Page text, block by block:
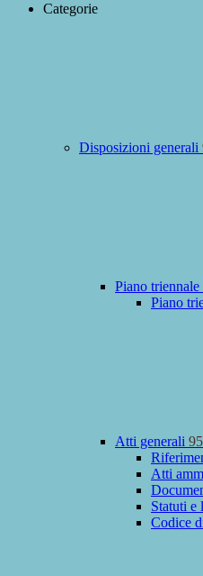
Categorie
Disposizioni generali
Piano
Piano
Atti generali 95
Atti
Statuti e
Codice